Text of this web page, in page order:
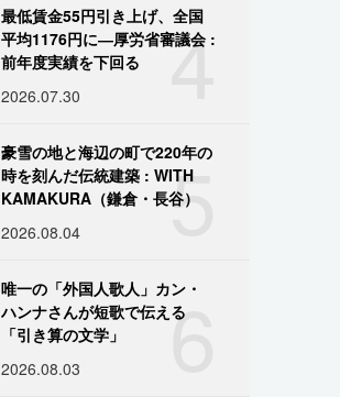
4
最低賃金55円引き上げ、全国
平均1176円に―厚労省審議会 :
前年度実績を下回る
2026.07.30
5
豪雪の地と海辺の町で220年の
時を刻んだ伝統建築 : WITH
KAMAKURA（鎌倉・長谷）
2026.08.04
6
唯一の「外国人歌人」カン・
ハンナさんが短歌で伝える
「引き算の文学」
2026.08.03